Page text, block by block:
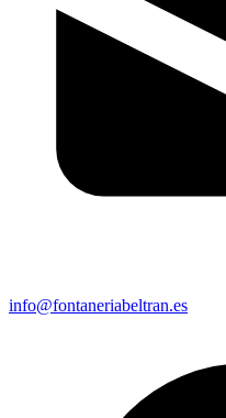
info@fontaneriabeltran.es